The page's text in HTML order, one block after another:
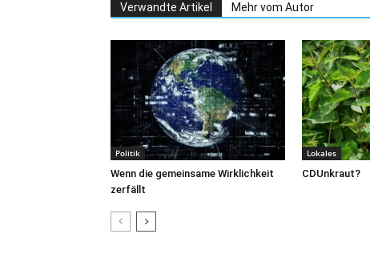
Verwandte Artikel Mehr vom Autor
Politik
Wenn die gemeinsame Wirklichkeit
zerfällt
Lokales
CDUnkraut?